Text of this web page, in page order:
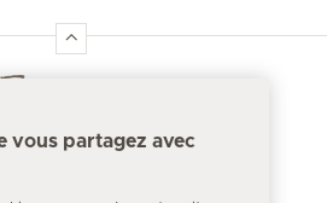
vous partagez avec